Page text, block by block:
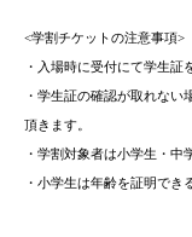
<学割チケットの注意事項>
・入場時に受付にて学生証
・学生証の確認が取れな
頂きます。
・学割対象者は小学生・中
・小学生は年齢を証明でき